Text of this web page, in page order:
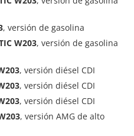
, versión de gasolina
W203, versión de gasolina
, versión diésel CDI
, versión diésel CDI
, versión diésel CDI
, versión AMG de alto